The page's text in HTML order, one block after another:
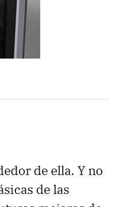
de ella. Y no
de las